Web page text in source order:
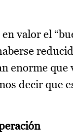
valor el
enorme
decir que